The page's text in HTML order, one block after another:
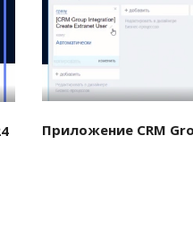
Приложение CRM